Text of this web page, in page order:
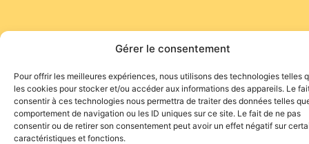
Gérer le consentement
Pour offrir les meilleures expériences, nous utilisons des technologies telles
les cookies pour stocker et/ou accéder aux informations des appareils. Le
consentir à ces technologies nous permettra de traiter des données telles
comportement de navigation ou les ID uniques sur ce site. Le fait de ne pas
consentir ou de retirer son consentement peut avoir un effet négatif sur
caractéristiques et fonctions.
Site de l'association TOROFIESTA